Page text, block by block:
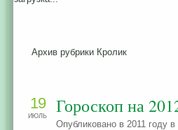
Архив рубрики Кролик
Гороскоп на
Опубликовано в 2011 году в
19
ИЮЛЬ